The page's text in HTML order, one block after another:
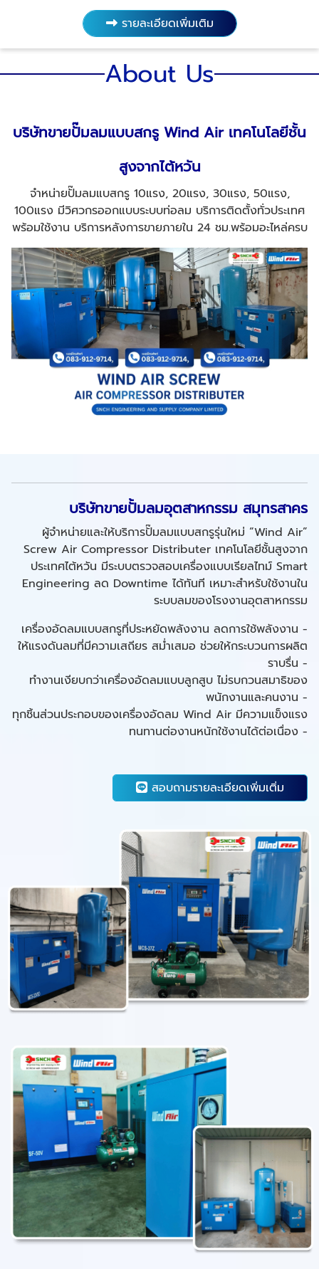
รายละเอียดเพิ่มเติม
About Us
บริษัทขายปั๊มลมแบบสกรู Wind Air เทคโนโลยีชั้น
สูงจากไต้หวัน
จำหน่ายปั๊มลมแบสกรู 10แรง, 20แรง, 30แรง, 50แรง,
100แรง มีวิศวกรออกแบบระบบท่อลม บริการติดตั้งทั่วประเทศ
พร้อมใช้งาน บริการหลังการขายภายใน 24 ชม.พร้อมอะไหล่ครบ
บริษัทขายปั้มลมอุตสาหกรรม สมุทรสาคร
ผู้จำหน่ายและให้บริการปั๊มลมแบบสกรูรุ่นใหม่ “Wind Air”
Screw Air Compressor Distributer เทคโนโลยีชั้นสูงจาก
ประเทศไต้หวัน มีระบบตรวจสอบเครื่องแบบเรียลไทม์ Smart
Engineering ลด Downtime ได้ทันที เหมาะสำหรับใช้งานใน
ระบบลมของโรงงานอุตสาหกรรม
เครื่องอัดลมแบบสกรูที่ประหยัดพลังงาน ลดการใช้พลังงาน -
ให้แรงดันลมที่มีความเสถียร สม่ำเสมอ ช่วยให้กระบวนการผลิต
ราบรื่น -
ทำงานเงียบกว่าเครื่องอัดลมแบบลูกสูบ ไม่รบกวนสมาธิของ
พนักงานและคนงาน -
ทุกชิ้นส่วนประกอบของเครื่องอัดลม Wind Air มีความแข็งแรง
ทนทานต่องานหนักใช้งานได้ต่อเนื่อง -
สอบถามรายละเอียดเพิ่มเติ่ม